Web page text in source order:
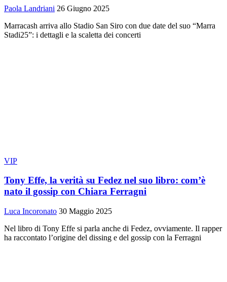
Paola Landriani 26 Giugno 2025
Marracash arriva allo Stadio San Siro con due date del suo “Marra
Stadi25”: i dettagli e la scaletta dei concerti
VIP
Tony Effe, la verità su Fedez nel suo libro: com’è
nato il gossip con Chiara Ferragni
Luca Incoronato 30 Maggio 2025
Nel libro di Tony Effe si parla anche di Fedez, ovviamente. Il rapper
ha raccontato l’origine del dissing e del gossip con la Ferragni